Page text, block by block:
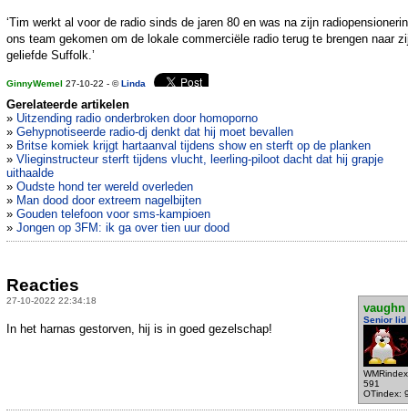
‘Tim werkt al voor de radio sinds de jaren 80 en was na zijn
ons team gekomen om de lokale commerciële radio terug te brengen naar
geliefde Suffolk.’
GinnyWemel 27-10-22 - ©Linda
Gerelateerde artikelen
» Uitzending radio onderbroken door homoporno
» Gehypnotiseerde radio-dj denkt dat hij moet bevallen
» Britse komiek krijgt hartaanval tijdens show en sterft op de planken
» Vlieginstructeur sterft tijdens vlucht, leerling-piloot dacht dat hij grapje
uithaalde
» Oudste hond ter wereld overleden
» Man dood door extreem nagelbijten
» Gouden telefoon voor sms-kampioen
» Jongen op 3FM: ik ga over tien uur dood
Reacties
27-10-2022 22:34:18
vaughn
Senior lid
591
OTindex:
In het harnas gestorven, hij is in goed gezelschap!